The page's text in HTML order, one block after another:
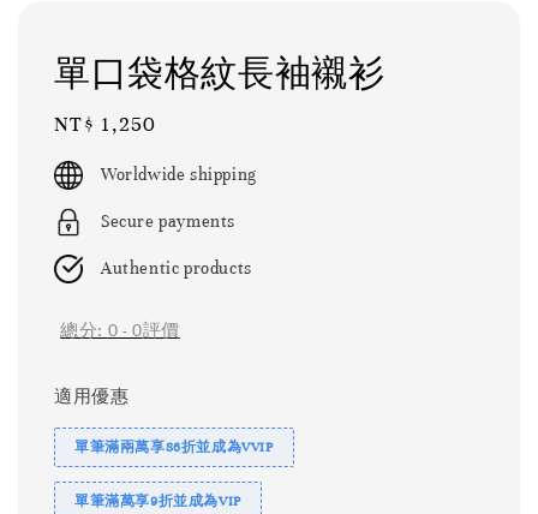
單口袋格紋長袖襯衫
Regular
price
NT$ 1,250
Worldwide shipping
Secure payments
Authentic products
總分: 0 - 0評價
適用優惠
單筆滿兩萬享86折並成為VVIP
單筆滿萬享9折並成為VIP